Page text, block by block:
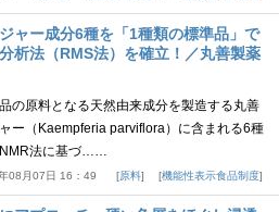
ャー成分6種を「1種類の標準品」で
析法（RMS法）を確立！／丸善製薬
の原料となる天然由来成分を製造する丸善
ー（Kaempferia parviflora）に含まれる6種
法に基づ……
08月07日 16：49 原料 機能性表示食品制度